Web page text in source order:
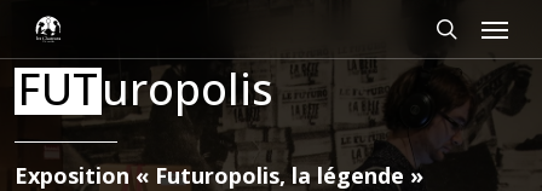
Panneau de gestion des cookies
contenu
principal
rechercher
Menu
FUTuropolis
Exposition « Futuropolis, la légende »